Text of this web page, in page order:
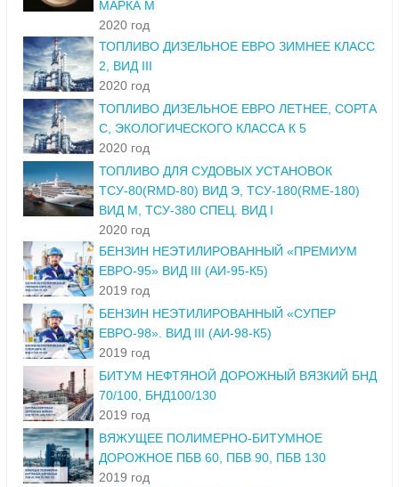
МАРКА М
2020 год
ТОПЛИВО ДИЗЕЛЬНОЕ ЕВРО ЗИМНЕЕ КЛАСС
2, ВИД III
2020 год
ТОПЛИВО ДИЗЕЛЬНОЕ ЕВРО ЛЕТНЕЕ, СОРТА
С, ЭКОЛОГИЧЕСКОГО КЛАССА К 5
2020 год
ТОПЛИВО ДЛЯ СУДОВЫХ УСТАНОВОК
ТСУ-80(RMD-80) ВИД Э, ТСУ-180(RME-180)
ВИД М, ТСУ-380 СПЕЦ. ВИД I
2020 год
БЕНЗИН НЕЭТИЛИРОВАННЫЙ «ПРЕМИУМ
ЕВРО-95» ВИД III (АИ-95-К5)
2019 год
БЕНЗИН НЕЭТИЛИРОВАННЫЙ «СУПЕР
ЕВРО-98». ВИД III (АИ-98-К5)
2019 год
БИТУМ НЕФТЯНОЙ ДОРОЖНЫЙ ВЯЗКИЙ БНД
70/100, БНД100/130
2019 год
ВЯЖУЩЕЕ ПОЛИМЕРНО-БИТУМНОЕ
ДОРОЖНОЕ ПБВ 60, ПБВ 90, ПБВ 130
2019 год